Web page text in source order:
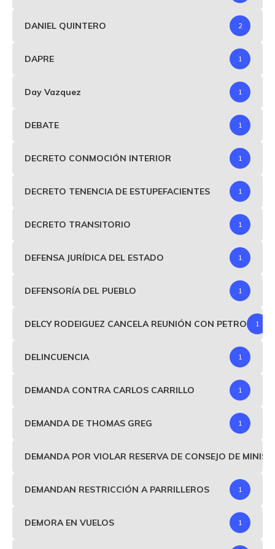
DANIEL QUINTERO 2
DAPRE 1
Day Vazquez 1
DEBATE 1
DECRETO CONMOCIÓN INTERIOR 1
DECRETO TENENCIA DE ESTUPEFACIENTES 1
DECRETO TRANSITORIO 1
DEFENSA JURÍDICA DEL ESTADO 1
DEFENSORÍA DEL PUEBLO 1
DELCY RODEIGUEZ CANCELA REUNIÓN CON PETRO 1
DELINCUENCIA 1
DEMANDA CONTRA CARLOS CARRILLO 1
DEMANDA DE THOMAS GREG 1
DEMANDA POR VIOLAR RESERVA DE CONSEJO DE
DEMANDAN RESTRICCIÓN A PARRILLEROS 1
DEMORA EN VUELOS 1